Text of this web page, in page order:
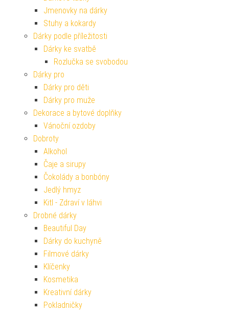
Jmenovky na dárky
Stuhy a kokardy
Dárky podle příležitosti
Dárky ke svatbě
Rozlučka se svobodou
Dárky pro
Dárky pro děti
Dárky pro muže
Dekorace a bytové doplňky
Vánoční ozdoby
Dobroty
Alkohol
Čaje a sirupy
Čokolády a bonbóny
Jedlý hmyz
Kitl - Zdraví v láhvi
Drobné dárky
Beautiful Day
Dárky do kuchyně
Filmové dárky
Klíčenky
Kosmetika
Kreativní dárky
Pokladničky